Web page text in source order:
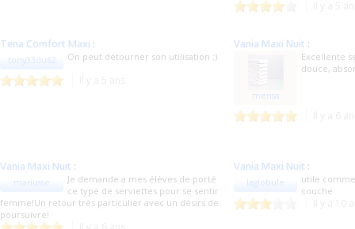
Tena Comfort Maxi :
tony33du62 On peut détourner son utilisation ;)
Vania Maxi Nuit :
mensa
Excellente
douce,
Vania Maxi Nuit :
mariusse
Je demande a mes élèves de porté
ce type de serviettes pour se sentir
femme!Un retour très particulier avec un désirs de
poursuivre!
Vania Maxi Nuit :
laglobule
utile
couche